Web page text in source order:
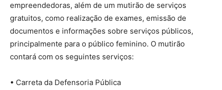
empreendedoras, além de um mutirão de serviços
gratuitos, como realização de exames, emissão de
documentos e informações sobre serviços públicos,
principalmente para o público feminino. O mutirão
contará com os seguintes serviços:
• Carreta da Defensoria Pública